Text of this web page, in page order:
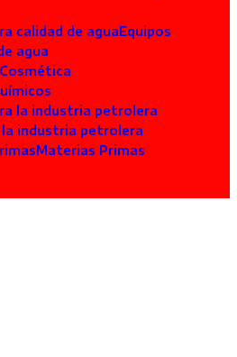
Equipos
agua
Cosmética
la industria petrolera
Materias Primas